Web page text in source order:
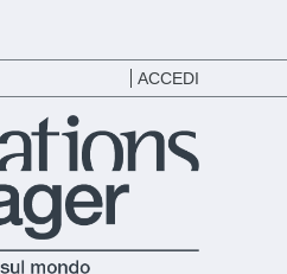
ACCEDI